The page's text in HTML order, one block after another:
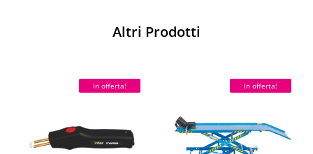
Altri Prodotti
In offerta! In offerta!